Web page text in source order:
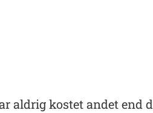
aldrig kostet andet end